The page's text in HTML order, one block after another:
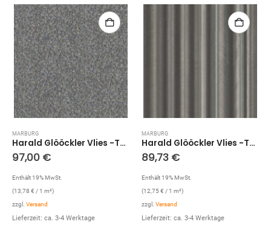
MARBURG
Harald Glööckler Vlies -Tapete 52555
97,00 €
Enthält 19% MwSt.
(13,78 € / 1 m²)
zzgl. Versand
Lieferzeit: ca. 3-4 Werktage
MARBURG
Harald Glööckler Vlies -Tapete 52530
89,73 €
Enthält 19% MwSt.
(12,75€ / 1 m²)
zzgl. Versand
Lieferzeit: ca. 3-4 Werktage